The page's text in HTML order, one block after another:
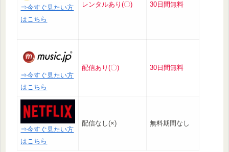
⇒今すぐ見たい方
はこちら
レンタルあり(〇) 30日間無料
⇒今すぐ見たい方
はこちら
配信あり(〇) 30日間無料
⇒今すぐ見たい方
はこちら
配信なし(×) 無料期間なし